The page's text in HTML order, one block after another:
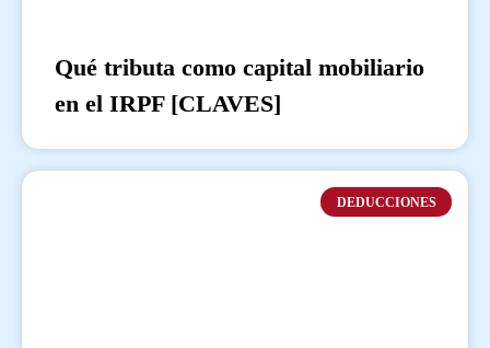
Qué tributa como capital mobiliario
en el IRPF [CLAVES]
DEDUCCIONES